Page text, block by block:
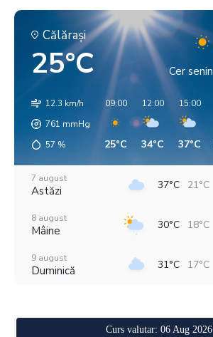
Călăraşi
25°C Cer senin
12.3 km/h
761 mmHg
57 %
09:00
25°C
12:00
34°C
15:00
37°C
7 august
Astăzi 37°C 21°C
8 august
Mâine 30°C 18°C
9 august
Duminică 31°C 17°C
Curs valutar: 06 Aug 2026